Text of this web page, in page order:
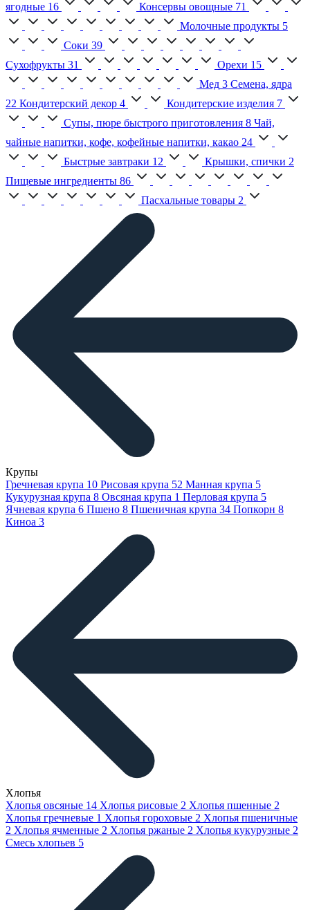
ягодные 16 Консервы овощные 71
Молочные продукты 5
Соки 39
Сухофрукты 31 Орехи 15
Мед 3 Семена, ядра
22 Кондитерский декор 4 Кондитерские изделия 7
Супы, пюре быстрого приготовления 8 Чай,
чайные напитки, кофе, кофейные напитки, какао 24
Быстрые завтраки 12 Крышки, спички 2
Пищевые ингредиенты 86
Пасхальные товары 2
Крупы
Гречневая крупа 10 Рисовая крупа 52 Манная крупа 5
Кукурузная крупа 8 Овсяная крупа 1 Перловая крупа 5
Ячневая крупа 6 Пшено 8 Пшеничная крупа 34 Попкорн 8
Киноа 3
Хлопья
Хлопья овсяные 14 Хлопья рисовые 2 Хлопья пшенные 2
Хлопья гречневые 1 Хлопья гороховые 2 Хлопья пшеничные
2 Хлопья ячменные 2 Хлопья ржаные 2 Хлопья кукурузные 2
Смесь хлопьев 5